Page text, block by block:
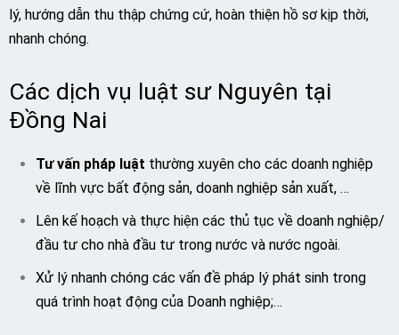
lý, hướng dẫn thu thập chứng cứ, hoàn thiện hồ sơ kịp thời,
nhanh chóng.
Các dịch vụ luật sư Nguyên tại
Đồng Nai
Tư vấn pháp luật thường xuyên cho các doanh nghiệp
về lĩnh vực bất động sản, doanh nghiệp sản xuất, …
Lên kế hoạch và thực hiện các thủ tục về doanh nghiệp/
đầu tư cho nhà đầu tư trong nước và nước ngoài.
Xử lý nhanh chóng các vấn đề pháp lý phát sinh trong
quá trình hoạt động của Doanh nghiệp;…